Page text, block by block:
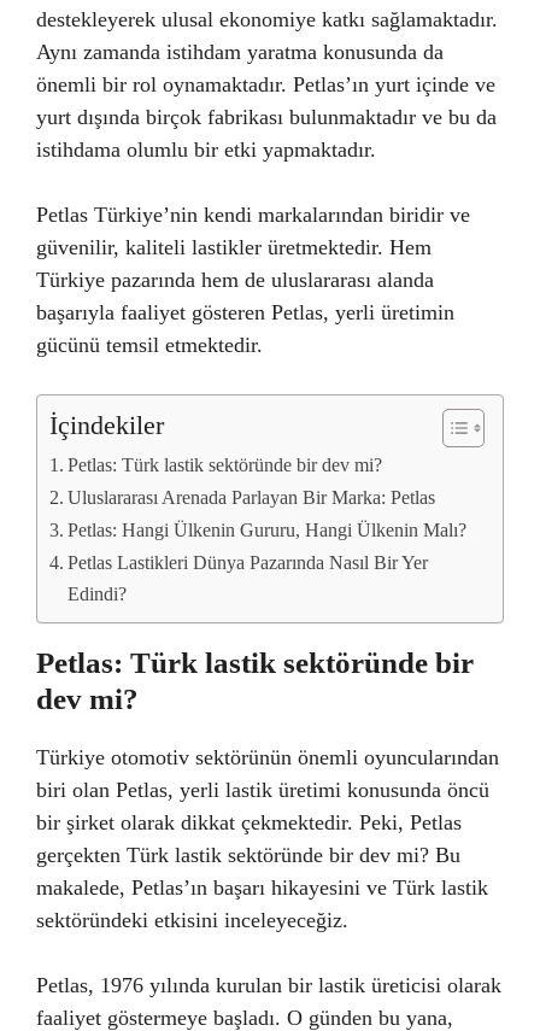
destekleyerek ulusal ekonomiye katkı sağlamaktadır.
Aynı zamanda istihdam yaratma konusunda da
önemli bir rol oynamaktadır. Petlas’ın yurt içinde ve
yurt dışında birçok fabrikası bulunmaktadır ve bu da
istihdama olumlu bir etki yapmaktadır.
Petlas Türkiye’nin kendi markalarından biridir ve
güvenilir, kaliteli lastikler üretmektedir. Hem
Türkiye pazarında hem de uluslararası alanda
başarıyla faaliyet gösteren Petlas, yerli üretimin
gücünü temsil etmektedir.
İçindekiler
Petlas: Türk lastik sektöründe bir dev mi?
Uluslararası Arenada Parlayan Bir Marka: Petlas
Petlas: Hangi Ülkenin Gururu, Hangi Ülkenin Malı?
Petlas Lastikleri Dünya Pazarında Nasıl Bir Yer
Edindi?
Petlas: Türk lastik sektöründe bir
dev mi?
Türkiye otomotiv sektörünün önemli oyuncularından
biri olan Petlas, yerli lastik üretimi konusunda öncü
bir şirket olarak dikkat çekmektedir. Peki, Petlas
gerçekten Türk lastik sektöründe bir dev mi? Bu
makalede, Petlas’ın başarı hikayesini ve Türk lastik
sektöründeki etkisini inceleyeceğiz.
Petlas, 1976 yılında kurulan bir lastik üreticisi olarak
faaliyet göstermeye başladı. O günden bu yana,